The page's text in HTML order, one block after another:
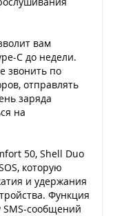
вам
C до недели.
звонить по
отправлять
заряда
на
50, Shell Duo
которую
и удержания
Функция
SMS-сообщений